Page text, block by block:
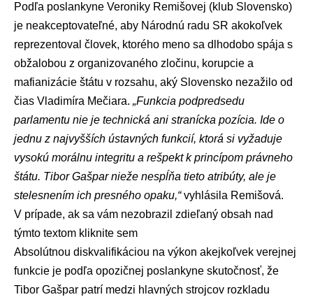
Podľa poslankyne Veroniky Remišovej (klub Slovensko)
je neakceptovateľné, aby Národnú radu SR akokoľvek
reprezentoval človek, ktorého meno sa dlhodobo spája s
obžalobou z organizovaného zločinu, korupcie a
mafianizácie štátu v rozsahu, aký Slovensko nezažilo od
čias Vladimíra Mečiara. „Funkcia podpredsedu
parlamentu nie je technická ani stranícka pozícia. Ide o
jednu z najvyšších ústavných funkcií, ktorá si vyžaduje
vysokú morálnu integritu a rešpekt k princípom právneho
štátu. Tibor Gašpar nieže nespĺňa tieto atribúty, ale je
stelesnením ich presného opaku,“vyhlásila Remišová.
V prípade, ak sa vám nezobrazil zdieľaný obsah nad
týmto textom kliknite sem
Absolútnou diskvalifikáciou na výkon akejkoľvek verejnej
funkcie je podľa opozičnej poslankyne skutočnosť, že
Tibor Gašpar patrí medzi hlavných strojcov rozkladu